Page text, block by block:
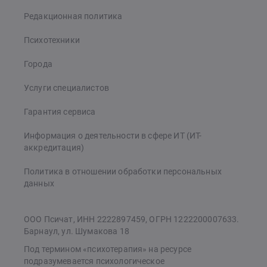
Редакционная политика
Психотехники
Города
Услуги специалистов
Гарантия сервиса
Информация о деятельности в сфере ИТ (ИТ-
аккредитация)
Политика в отношении обработки персональных
данных
ООО Псичат, ИНН 2222897459, ОГРН 1222200007633.
Барнаул, ул. Шумакова 18
Под термином «психотерапия» на ресурсе
подразумевается психологическое